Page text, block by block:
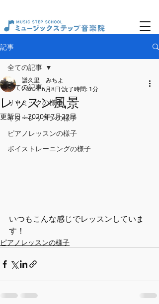
記事
全ての記事
リトミックの様子
ギターレッスンの様子
ピアノレッスンの様子
ボイストレーニングの様子
全ての記事
レッスン風景
譜久里 みちよ
2020年6月8日 読了時間: 1分
更新日：2020年7月22日
いつもこんな感じでレッスンしていま
す！
ピアノレッスンの様子